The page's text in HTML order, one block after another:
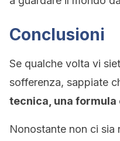
Conclusioni
Se qualche volta vi
sofferenza, sappiate
tecnica, una
Nonostante non ci sia